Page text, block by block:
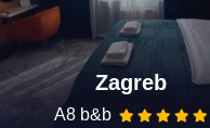
Zagreb
A8 b&b